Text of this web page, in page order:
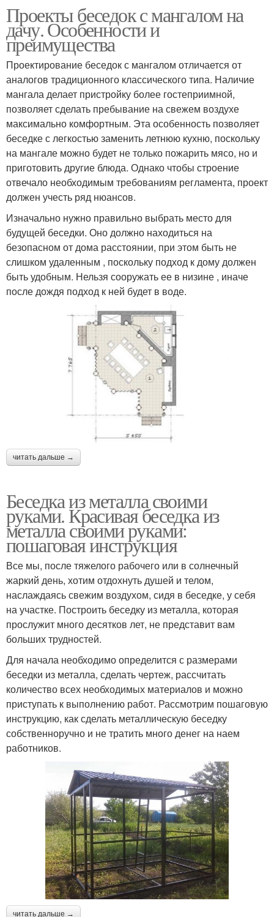
Проекты беседок с мангалом на
дачу. Особенности и
преимущества
Проектирование беседок с мангалом отличается от
аналогов традиционного классического типа. Наличие
мангала делает пристройку более гостеприимной,
позволяет сделать пребывание на свежем воздухе
максимально комфортным. Эта особенность позволяет
беседке с легкостью заменить летнюю кухню, поскольку
на мангале можно будет не только пожарить мясо, но и
приготовить другие блюда. Однако чтобы строение
отвечало необходимым требованиям регламента, проект
должен учесть ряд нюансов.
Изначально нужно правильно выбрать место для
будущей беседки. Оно должно находиться на
безопасном от дома расстоянии, при этом быть не
слишком удаленным , поскольку подход к дому должен
быть удобным. Нельзя сооружать ее в низине , иначе
после дождя подход к ней будет в воде.
читать дальше →
Беседка из металла своими
руками. Красивая беседка из
металла своими руками:
пошаговая инструкция
Все мы, после тяжелого рабочего или в солнечный
жаркий день, хотим отдохнуть душей и телом,
наслаждаясь свежим воздухом, сидя в беседке, у себя
на участке. Построить беседку из металла, которая
прослужит много десятков лет, не представит вам
больших трудностей.
Для начала необходимо определится с размерами
беседки из металла, сделать чертеж, рассчитать
количество всех необходимых материалов и можно
приступать к выполнению работ. Рассмотрим пошаговую
инструкцию, как сделать металлическую беседку
собственноручно и не тратить много денег на наем
работников.
читать дальше →